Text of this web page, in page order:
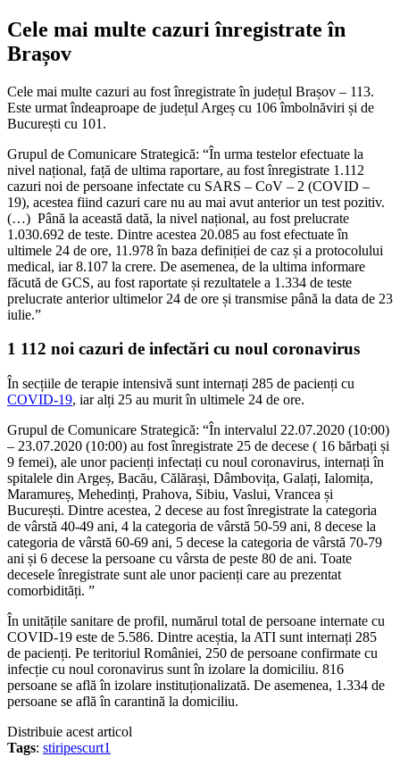
Cele mai multe cazuri înregistrate în
Brașov
Cele mai multe cazuri au fost înregistrate în județul Brașov – 113.
Este urmat îndeaproape de județul Argeș cu 106 îmbolnăviri și de
București cu 101.
Grupul de Comunicare Strategică: “În urma testelor efectuate la
nivel național, față de ultima raportare, au fost înregistrate 1.112
cazuri noi de persoane infectate cu SARS – CoV – 2 (COVID –
19), acestea fiind cazuri care nu au mai avut anterior un test pozitiv.
(…) Până la această dată, la nivel național, au fost prelucrate
1.030.692 de teste. Dintre acestea 20.085 au fost efectuate în
ultimele 24 de ore, 11.978 în baza definiției de caz și a protocolului
medical, iar 8.107 la crere. De asemenea, de la ultima informare
făcută de GCS, au fost raportate și rezultatele a 1.334 de teste
prelucrate anterior ultimelor 24 de ore și transmise până la data de 23
iulie.”
1 112 noi cazuri de infectări cu noul coronavirus
În secțiile de terapie intensivă sunt internați 285 de pacienți cu
COVID-19, iar alți 25 au murit în ultimele 24 de ore.
Grupul de Comunicare Strategică: “În intervalul 22.07.2020 (10:00)
– 23.07.2020 (10:00) au fost înregistrate 25 de decese ( 16 bărbați și
9 femei), ale unor pacienți infectați cu noul coronavirus, internați în
spitalele din Argeș, Bacău, Călărași, Dâmbovița, Galați, Ialomița,
Maramureș, Mehedinți, Prahova, Sibiu, Vaslui, Vrancea și
București. Dintre acestea, 2 decese au fost înregistrate la categoria
de vârstă 40-49 ani, 4 la categoria de vârstă 50-59 ani, 8 decese la
categoria de vârstă 60-69 ani, 5 decese la categoria de vârstă 70-79
ani și 6 decese la persoane cu vârsta de peste 80 de ani. Toate
decesele înregistrate sunt ale unor pacienți care au prezentat
comorbidități. ”
În unitățile sanitare de profil, numărul total de persoane internate cu
COVID-19 este de 5.586. Dintre aceștia, la ATI sunt internați 285
de pacienți. Pe teritoriul României, 250 de persoane confirmate cu
infecție cu noul coronavirus sunt în izolare la domiciliu. 816
persoane se află în izolare instituționalizată. De asemenea, 1.334 de
persoane se află în carantină la domiciliu.
Distribuie acest articol
Tags: stiripescurt1